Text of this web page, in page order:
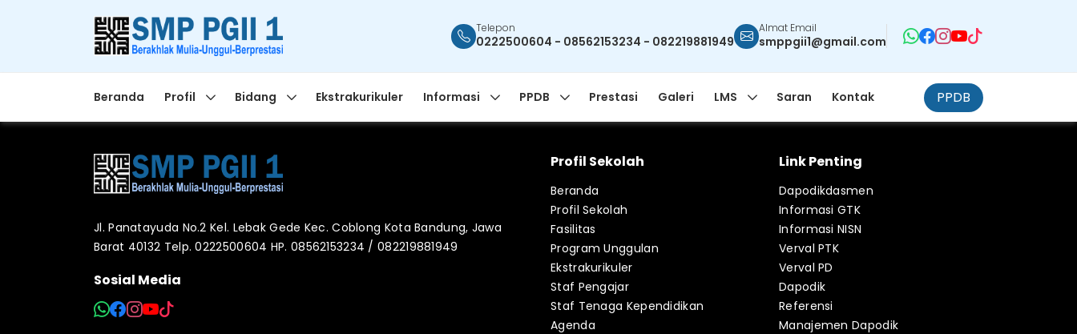
Telepon
0222500604 - 08562153234 - 082219881949
Almat Email
smppgii1@gmail.com
Beranda Profil Bidang Ekstrakurikuler Informasi PPDB Prestasi Galeri LMS Saran Kontak PPDB
Jl. Panatayuda No.2 Kel. Lebak Gede Kec. Coblong Kota Bandung, Jawa
Barat 40132 Telp. 0222500604 HP. 08562153234 / 082219881949
Sosial Media
Profil Sekolah
Beranda
Profil Sekolah
Fasilitas
Program Unggulan
Ekstrakurikuler
Staf Pengajar
Staf Tenaga Kependidikan
Agenda
Link Penting
Dapodikdasmen
Informasi GTK
Informasi NISN
Verval PTK
Verval PD
Dapodik
Referensi
Manajemen Dapodik